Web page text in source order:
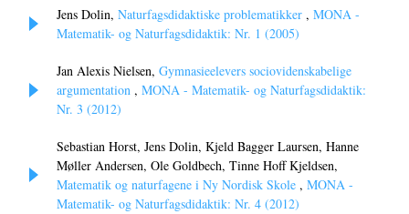
Jens Dolin, Naturfagsdidaktiske problematikker , MONA -
Matematik- og Naturfagsdidaktik: Nr. 1 (2005)
Jan Alexis Nielsen, Gymnasieelevers sociovidenskabelige
argumentation , MONA - Matematik- og Naturfagsdidaktik:
Nr. 3 (2012)
Sebastian Horst, Jens Dolin, Kjeld Bagger Laursen, Hanne
Møller Andersen, Ole Goldbech, Tinne Hoff Kjeldsen,
Matematik og naturfagene i Ny Nordisk Skole , MONA -
Matematik- og Naturfagsdidaktik: Nr. 4 (2012)